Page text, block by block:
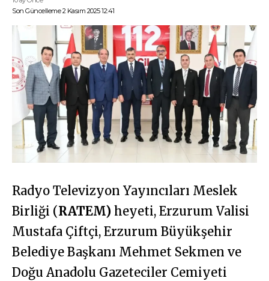
Son Güncelleme 2 Kasım 2025 12:41
Radyo Televizyon Yayıncıları Meslek
Birliği (RATEM) heyeti, Erzurum Valisi
Mustafa Çiftçi, Erzurum Büyükşehir
Belediye Başkanı Mehmet Sekmen ve
Doğu Anadolu Gazeteciler Cemiyeti